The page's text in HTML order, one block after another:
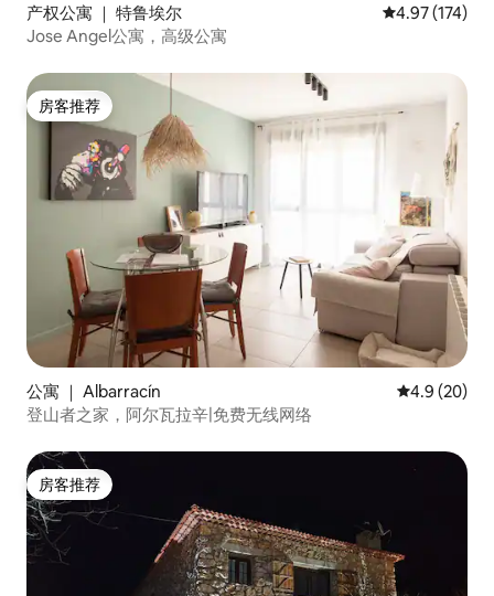
产权公寓 ｜ 特鲁埃尔 平均评分 4.97
4.97 (174)
Jose Angel公寓，高级公寓
房客推荐
房客推荐
公寓 ｜ Albarracín 平均评分
4.9 (20)
登山者之家，阿尔瓦拉辛|免费无线网络
房客推荐
房客推荐